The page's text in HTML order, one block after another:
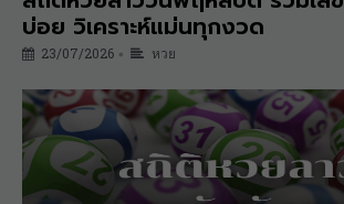
บ่อย วิเคราะห์แม่นทุกงวด
23/07/2026 • หวย